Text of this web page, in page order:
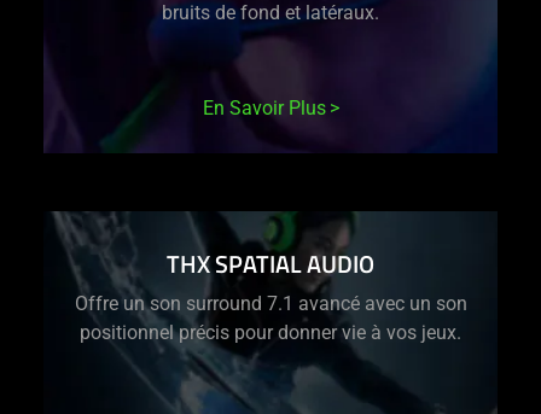
bruits de fond et latéraux.
En Savoir Plus
THX SPATIAL AUDIO
Offre un son surround 7.1 avancé avec un son
positionnel précis pour donner vie à vos jeux.